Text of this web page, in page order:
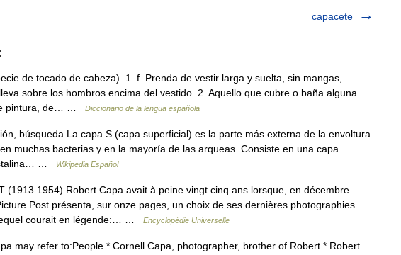
capacete
de tocado de cabeza). 1. f. Prenda de vestir larga y suelta, sin mangas,
sobre los hombros encima del vestido. 2. Aquello que cubre o baña alguna
pintura, de… …
Diccionario de la lengua española
búsqueda La capa S (capa superficial) es la parte más externa de la envoltura
muchas bacterias y en la mayoría de las arqueas. Consiste en una capa
…
Wikipedia Español
(1913 1954) Robert Capa avait à peine vingt cinq ans lorsque, en décembre
Post présenta, sur onze pages, un choix de ses dernières photographies
courait en légende:… …
Encyclopédie Universelle
may refer to:People * Cornell Capa, photographer, brother of Robert * Robert